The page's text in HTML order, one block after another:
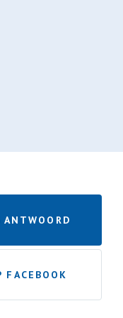
ANTWOORD
FACEBOOK